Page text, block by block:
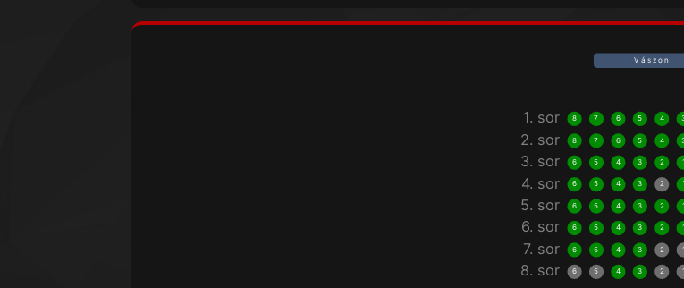
V á s z o n
1. sor 8 7 6 5 4
2. sor 8 7 6 5 4
3. sor 6 5 4 3 2 1
4. sor 6 5 4 3 2 1
5. sor 6 5 4 3 2 1
6. sor 6 5 4 3 2 1
7. sor 6 5 4 3 2 1
8. sor 6 5 4 3 2 1